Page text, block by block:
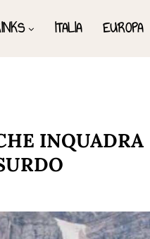
ITALIA EUROPA
INQUADRA